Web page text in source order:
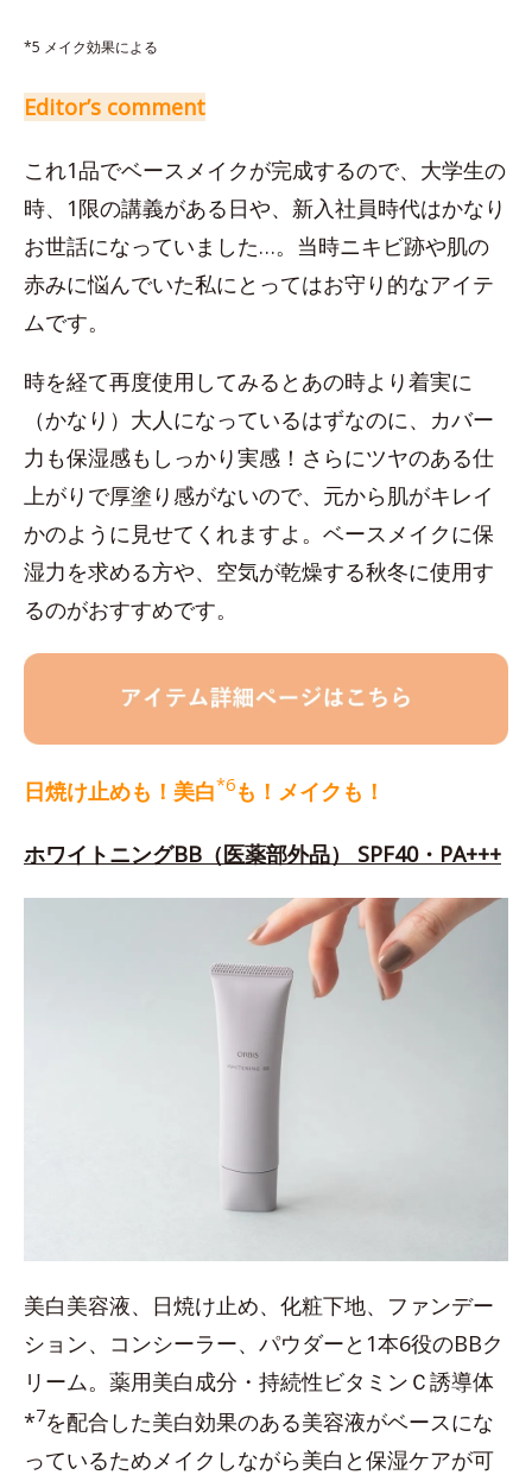
*5 メイク効果による
Editor’s comment
これ1品でベースメイクが完成するので、大学生の
時、1限の講義がある日や、新入社員時代はかなり
お世話になっていました…。当時ニキビ跡や肌の
赤みに悩んでいた私にとってはお守り的なアイテ
ムです。
時を経て再度使用してみるとあの時より着実に
（かなり）大人になっているはずなのに、カバー
力も保湿感もしっかり実感！さらにツヤのある仕
上がりで厚塗り感がないので、元から肌がキレイ
かのように見せてくれますよ。ベースメイクに保
湿力を求める方や、空気が乾燥する秋冬に使用す
るのがおすすめです。
日焼け止めも！美白*6も！メイクも！
ホワイトニングBB（医薬部外品） SPF40・PA+++
美白美容液、日焼け止め、化粧下地、ファンデー
ション、コンシーラー、パウダーと1本6役のBBク
リーム。薬用美白成分・持続性ビタミンＣ誘導体
*7を配合した美白効果のある美容液がベースにな
っているためメイクしながら美白と保湿ケアが可